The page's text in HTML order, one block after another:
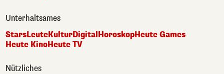
Unterhaltsames
StarsLeuteKulturDigitalHoroskopHeute Games
Heute KinoHeute TV
Nützliches